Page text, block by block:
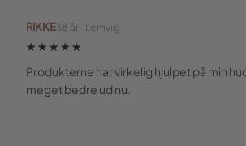
RIKKE38 år · Lemvig
★★★★★
Produkterne har virkelig hjulpet på min
meget bedre ud nu.